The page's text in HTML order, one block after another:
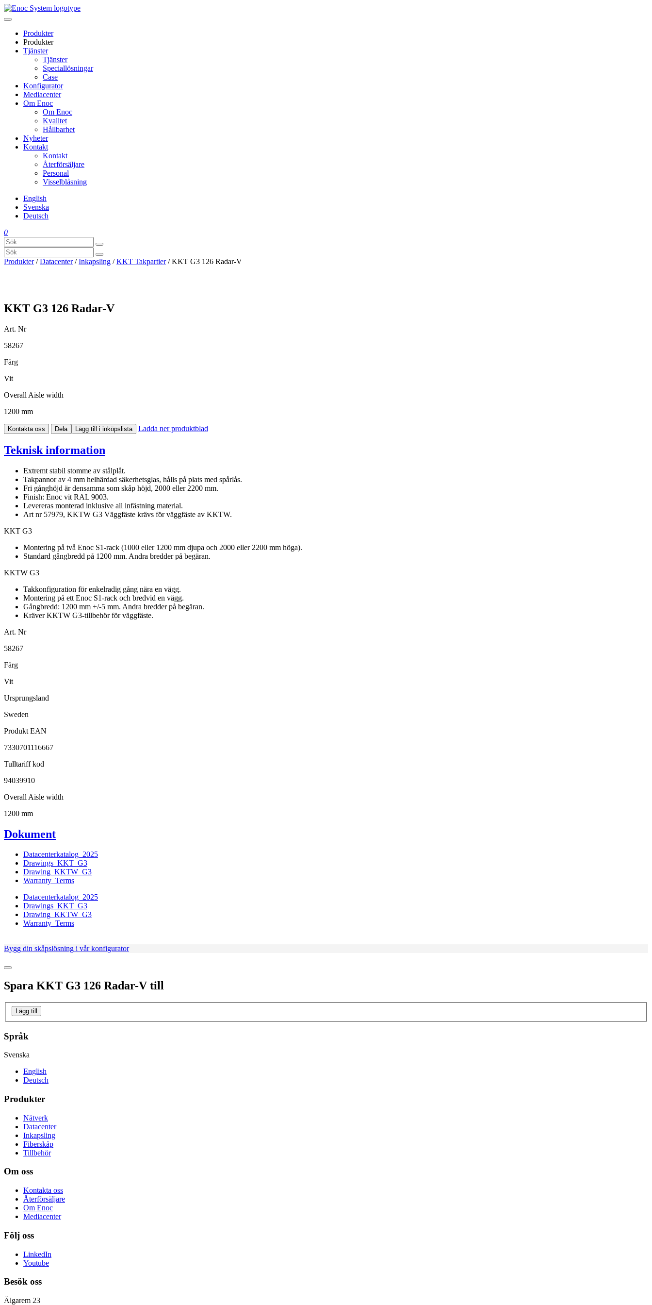
Skip
to
Produkter
Produkter
Tjänster
Tjänster
Speciallösningar
Case
Konfigurator
Mediacenter
Om Enoc
Om Enoc
Kvalitet
Hållbarhet
Nyheter
Kontakt
Kontakt
Återförsäljare
Personal
Visselblåsning
English
Svenska
Deutsch
0
Produkter/Datacenter/Inkapsling /KKT Takpartier/ KKT G3 126 Radar-V
KKT G3 126 Radar-V
Art. Nr
58267
Färg
Vit
Overall Aisle width
1200 mm
Kontakta oss Dela Lägg till i inköpslista Ladda ner produktblad
Teknisk information
Extremt stabil stomme av stålplåt.
Takpannor av 4 mm helhärdad säkerhetsglas, hålls på plats med spårlås.
Fri gånghöjd är densamma som skåp höjd, 2000 eller 2200 mm.
Finish: Enoc vit RAL 9003.
Levereras monterad inklusive all infästning material.
Art nr 57979, KKTW G3 Väggfäste krävs för väggfäste av KKTW.
KKT G3
Montering på två Enoc S1-rack (1000 eller 1200 mm djupa och 2000 eller 2200 mm höga).
Standard gångbredd på 1200 mm. Andra bredder på begäran.
KKTW G3
Takkonfiguration för enkelradig gång nära en vägg.
Montering på ett Enoc S1-rack och bredvid en vägg.
Gångbredd: 1200 mm +/-5 mm. Andra bredder på begäran.
Kräver KKTW G3-tillbehör för väggfäste.
Art. Nr
58267
Färg
Vit
Ursprungsland
Sweden
Produkt EAN
7330701116667
Tulltariff kod
94039910
Overall Aisle width
1200 mm
Dokument
Datacenterkatalog_2025
Drawings_KKT_G3
Drawing_KKTW_G3
Warranty_Terms
Datacenterkatalog_2025
Drawings_KKT_G3
Drawing_KKTW_G3
Warranty_Terms
Bygg din skåpslösning i vår konfigurator
Spara KKT G3 126 Radar-V till
Lägg till
Språk
Svenska
English
Deutsch
Produkter
Nätverk
Datacenter
Inkapsling
Fiberskåp
Tillbehör
Om oss
Kontakta oss
Återförsäljare
Om Enoc
Mediacenter
Följ oss
LinkedIn
Youtube
Besök oss
Älgarem 23